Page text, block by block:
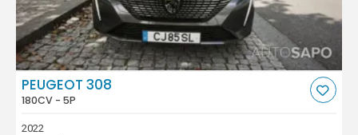
PEUGEOT 308
180CV - 5P
2022